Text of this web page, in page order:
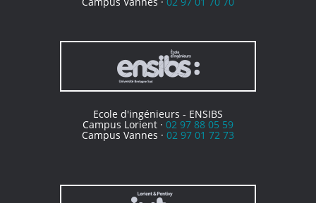
Ecole d'ingénieurs - ENSIBS
Campus Lorient · 02 97 88 05 59
Campus Vannes · 02 97 01 72 73